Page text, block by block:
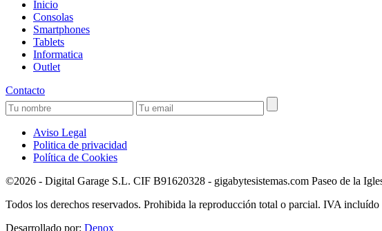
Inicio
Consolas
Smartphones
Tablets
Informatica
Outlet
Contacto
Aviso Legal
Politica de privacidad
Política de Cookies
©2026 - Digital Garage S.L. CIF B91620328 - gigabytesistemas.com Paseo de la
Todos los derechos reservados. Prohibida la reproducción total o parcial. IVA incluído
Desarrollado por: Denox